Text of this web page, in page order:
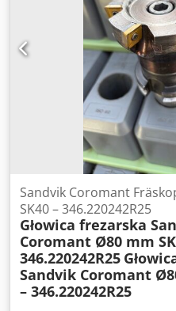
Sandvik Coromant
SK40 – 346.220242R25
Głowica frezarska
Coromant Ø80 mm
346.220242R25
Sandvik Coromant
– 346.220242R25